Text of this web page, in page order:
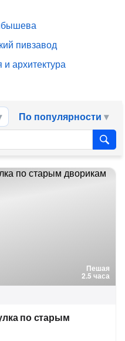
пивзавод
и архитектура
По популярности
Пешая
2.5 часа
по старым